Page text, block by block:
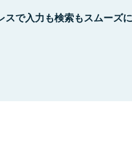
スで入力も検索もスムーズ